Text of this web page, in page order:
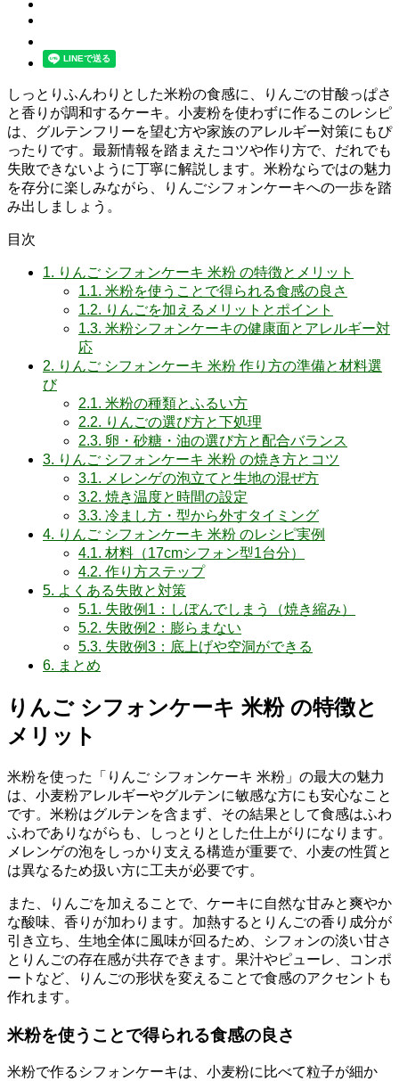
しっとりふんわりとした米粉の食感に、りんごの甘酸っぱさ
と香りが調和するケーキ。小麦粉を使わずに作るこのレシピ
は、グルテンフリーを望む方や家族のアレルギー対策にもぴ
ったりです。最新情報を踏まえたコツや作り方で、だれでも
失敗できないように丁寧に解説します。米粉ならではの魅力
を存分に楽しみながら、りんごシフォンケーキへの一歩を踏
み出しましょう。
目次
1. りんご シフォンケーキ 米粉 の特徴とメリット
1.1. 米粉を使うことで得られる食感の良さ
1.2. りんごを加えるメリットとポイント
1.3. 米粉シフォンケーキの健康面とアレルギー対
応
2. りんご シフォンケーキ 米粉 作り方の準備と材料選
び
2.1. 米粉の種類とふるい方
2.2. りんごの選び方と下処理
2.3. 卵・砂糖・油の選び方と配合バランス
3. りんご シフォンケーキ 米粉 の焼き方とコツ
3.1. メレンゲの泡立てと生地の混ぜ方
3.2. 焼き温度と時間の設定
3.3. 冷まし方・型から外すタイミング
4. りんご シフォンケーキ 米粉 のレシピ実例
4.1. 材料（17cmシフォン型1台分）
4.2. 作り方ステップ
5. よくある失敗と対策
5.1. 失敗例1：しぼんでしまう（焼き縮み）
5.2. 失敗例2：膨らまない
5.3. 失敗例3：底上げや空洞ができる
6. まとめ
りんご シフォンケーキ 米粉 の特徴と
メリット
米粉を使った「りんご シフォンケーキ 米粉」の最大の魅力
は、小麦粉アレルギーやグルテンに敏感な方にも安心なこと
です。米粉はグルテンを含まず、その結果として食感はふわ
ふわでありながらも、しっとりとした仕上がりになります。
メレンゲの泡をしっかり支える構造が重要で、小麦の性質と
は異なるため扱い方に工夫が必要です。
また、りんごを加えることで、ケーキに自然な甘みと爽やか
な酸味、香りが加わります。加熱するとりんごの香り成分が
引き立ち、生地全体に風味が回るため、シフォンの淡い甘さ
とりんごの存在感が共存できます。果汁やピューレ、コンポ
ートなど、りんごの形状を変えることで食感のアクセントも
作れます。
米粉を使うことで得られる食感の良さ
米粉で作るシフォンケーキは、小麦粉に比べて粒子が細か